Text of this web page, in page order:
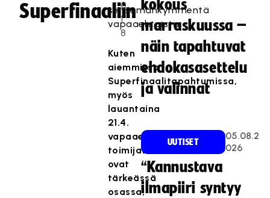
Superfinaaliin
0
1
8
seitsemänkymmentä
vapaaehtoista.
Kuten
aiemmissa
Superfinaalitapahtumissa,
myös
lauantaina
21.4.
vapaaehtoiset
toimijat
ovat
tärkeässä
osassa,
kokous
marraskuussa –
näin tapahtuvat
ehdokasasettelu
ja valinnat
UUTISET
05.08.2
026
“Kannustava
ilmapiiri syntyy